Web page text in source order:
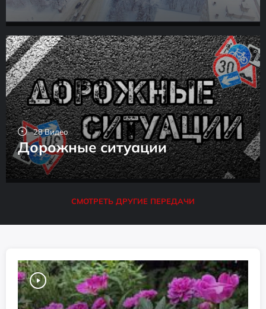
28 Видео
Дорожные ситуации
СМОТРЕТЬ ДРУГИЕ ПЕРЕДАЧИ